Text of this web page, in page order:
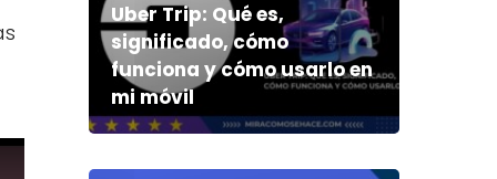
Uber Trip: Qué es,
significado, cómo
funciona y cómo usarlo en
mi móvil